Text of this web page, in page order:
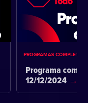
PROGRAMAS COMPLETOS
Programa
12/12/2024